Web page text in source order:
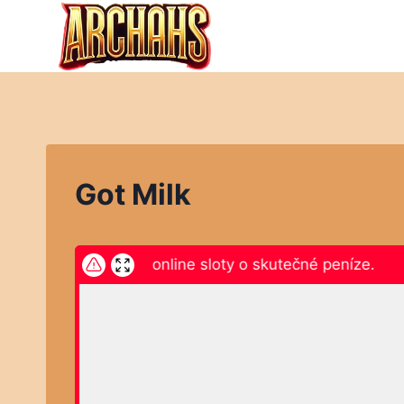
Přeskočit
Got Milk
zde a hrajte online sloty o skutečné peníze.